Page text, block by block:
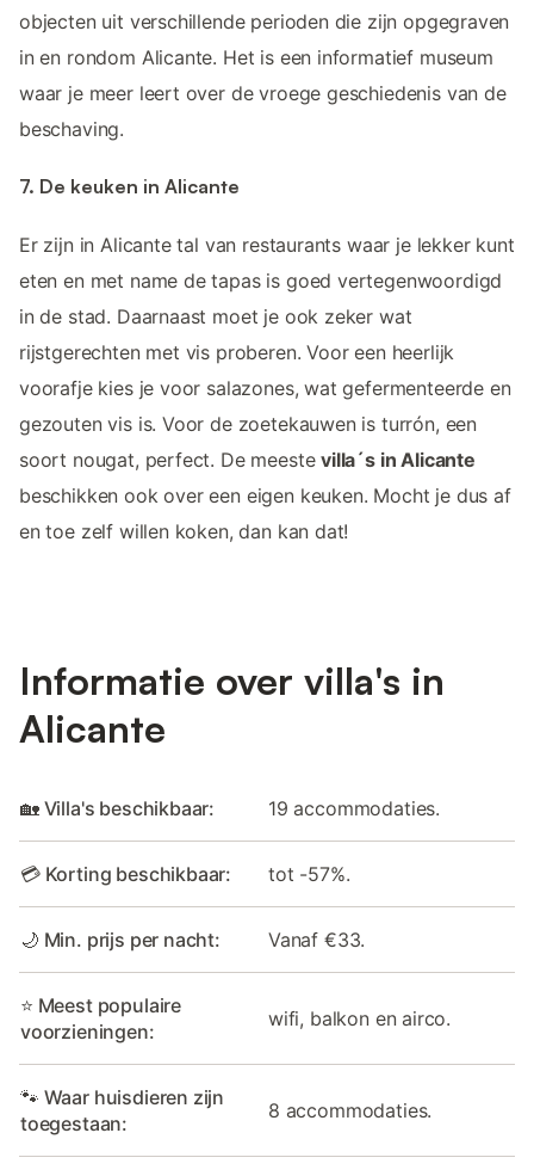
objecten uit verschillende perioden die zijn opgegraven
in en rondom Alicante. Het is een informatief museum
waar je meer leert over de vroege geschiedenis van de
beschaving.
7. De keuken in Alicante
Er zijn in Alicante tal van restaurants waar je lekker kunt
eten en met name de tapas is goed vertegenwoordigd
in de stad. Daarnaast moet je ook zeker wat
rijstgerechten met vis proberen. Voor een heerlijk
voorafje kies je voor salazones, wat gefermenteerde en
gezouten vis is. Voor de zoetekauwen is turrón, een
soort nougat, perfect. De meestevilla´s in Alicante
beschikken ook over een eigen keuken. Mocht je dus af
en toe zelf willen koken, dan kan dat!
Informatie over villa's in
Alicante
🏡 Villa's beschikbaar: 19 accommodaties.
💳 Korting beschikbaar: tot -57%.
🌙 Min. prijs per nacht: Vanaf €33.
⭐ Meest populaire
voorzieningen:
wifi, balkon en airco.
🐾 Waar huisdieren zijn
toegestaan:
8 accommodaties.